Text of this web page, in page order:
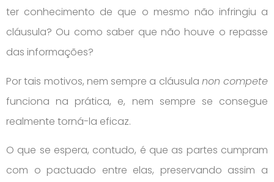
ter conhecimento de que o mesmo não infringiu a
cláusula? Ou como saber que não houve o repasse
das informações?
Por tais motivos, nem sempre a cláusula non compete
funciona na prática, e, nem sempre se consegue
realmente torná-la eficaz.
O que se espera, contudo, é que as partes cumpram
com o pactuado entre elas, preservando assim a